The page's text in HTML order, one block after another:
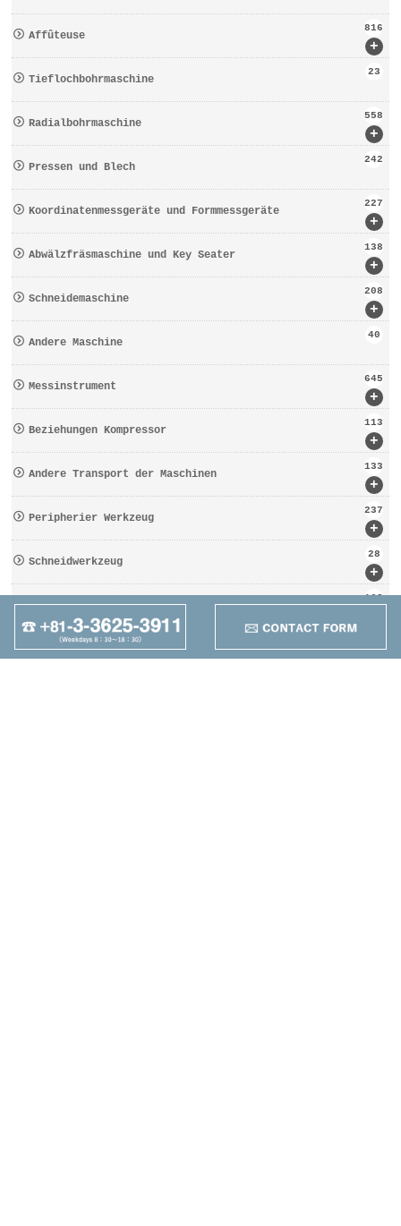
+
Affûteuse
816
Tieflochbohrmaschine
23
+
Radialbohrmaschine
558
Pressen und Blech
242
+
Koordinatenmessgeräte und Formmessgeräte
227
+
Abwälzfräsmaschine und Key Seater
138
+
Schneidemaschine
208
Andere Maschine
40
+
Messinstrument
645
+
Beziehungen Kompressor
113
+
Andere Transport der Maschinen
133
+
Peripherier Werkzeug
237
+
Schneidwerkzeug
28
Werkzeugbezogen
162
+
Anders